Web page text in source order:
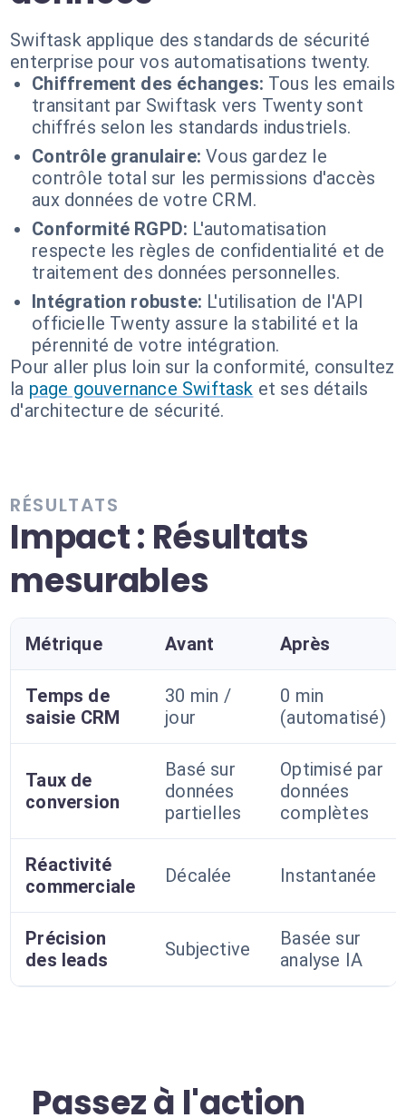
Swiftask applique des standards de sécurité
enterprise pour vos automatisations twenty.
Chiffrement des échanges: Tous les emails
transitant par Swiftask vers Twenty sont
chiffrés selon les standards industriels.
Contrôle granulaire: Vous gardez le
contrôle total sur les permissions d'accès
aux données de votre CRM.
Conformité RGPD: L'automatisation
respecte les règles de confidentialité et de
traitement des données personnelles.
Intégration robuste: L'utilisation de l'API
officielle Twenty assure la stabilité et la
pérennité de votre intégration.
Pour aller plus loin sur la conformité, consultez
la page gouvernance Swiftask et ses détails
d'architecture de sécurité.
RÉSULTATS
Impact : Résultats
mesurables
Métrique Avant Après
Temps de
saisie CRM
30 min /
jour
0 min
(automatisé)
Taux de
conversion
Basé sur
données
partielles
Optimisé par
données
complètes
Réactivité
commerciale
Décalée Instantanée
Précision
des leads
Subjective
Basée sur
analyse IA
Passez à l'action